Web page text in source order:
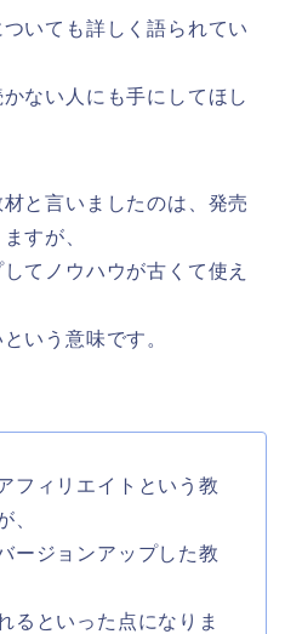
いても詳しく語られてい
ない人にも手にしてほし
と言いましたのは、発売
すが、
てノウハウが古くて使え
いう意味です。
フィリエイトという教
、
ージョンアップした教
るといった点になりま